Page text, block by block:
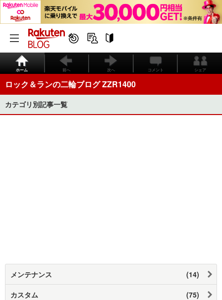
ホーム 前へ 次へ コメント シェア
ロック＆ランの二輪ブログ ZZR1400
カテゴリ別記事一覧
メンテナンス (14)
カスタム (75)